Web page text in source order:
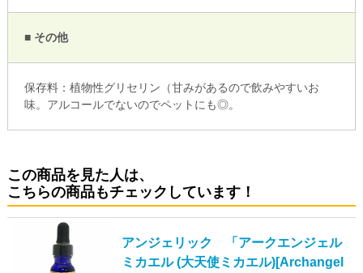
■ その他
保存料：植物性グリセリン（甘みがあるので飲みやすいお
味。アルコールでないのでペットにも◎。
この商品を見た人は、
こちらの商品もチェックしています！
アンジェリック 「アークエンジェル
ミカエル (大天使ミカエル)[Archangel